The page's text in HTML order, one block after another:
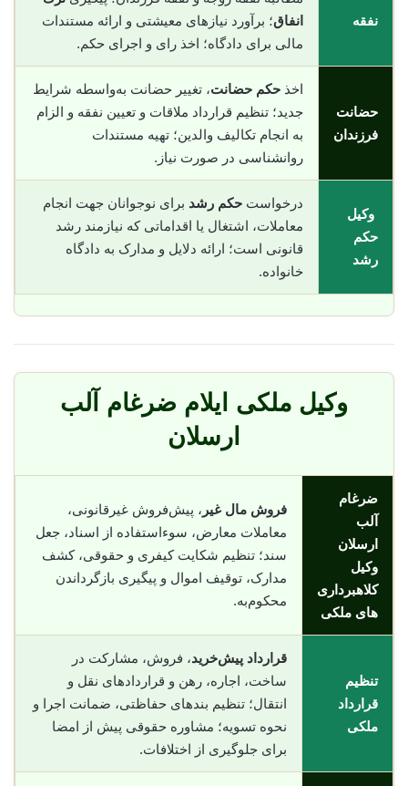
نفقه
انفاق؛ برآورد نیازهای معیشتی و ارائه مستندات
مالی برای دادگاه؛ اخذ رای و اجرای حکم.
حضانت
فرزندان
اخذ حکم حضانت، تغییر حضانت به‌واسطه شرایط
جدید؛ تنظیم قرارداد ملاقات و تعیین نفقه و الزام
به انجام تکالیف والدین؛ تهیه مستندات
روانشناسی در صورت نیاز.
وکیل
حکم
رشد
درخواست حکم رشد برای نوجوانان جهت انجام
معاملات، اشتغال یا اقداماتی که نیازمند رشد
قانونی است؛ ارائه دلایل و مدارک به دادگاه
خانواده.
وکیل ملکی ایلام ضرغام آلب
ارسلان
ضرغام
آلب
ارسلان
وکیل
کلاهبرداری
های ملکی
فروش مال غیر ، پیش‌فروش غیرقانونی،
معاملات معارض، سوء‌استفاده از اسناد، جعل
سند؛ تنظیم شکایت کیفری و حقوقی، کشف
مدارک، توقیف اموال و پیگیری بازگرداندن
محکوم‌به.
تنظیم
قرارداد
ملکی
قرارداد پیش‌خرید، فروش، مشارکت در
ساخت، اجاره، رهن و قراردادهای نقل و
انتقال؛ تنظیم بندهای حفاظتی، ضمانت اجرا و
نحوه تسویه؛ مشاوره حقوقی پیش از امضا
برای جلوگیری از اختلافات.